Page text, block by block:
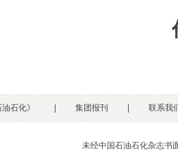
石化》 | 集团报刊 | 联系我
未经中国石油石化杂志书